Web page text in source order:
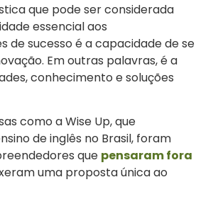
que pode ser considerada
essencial aos
de sucesso é a capacidade de se
Em outras palavras, é a
conhecimento e soluções
como a Wise Up, que
de inglês no Brasil, foram
que pensaram fora
uma proposta única ao